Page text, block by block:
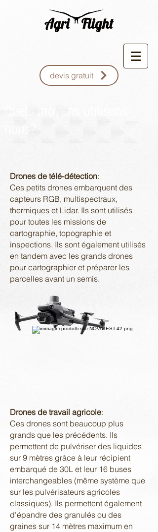
devis gratuit
Drones de télé-détection:
Ces petits drones embarquent des
capteurs RGB, multispectraux,
thermiques et Lidar. Ils sont utilisés
pour toutes les missions de
cartographie, topographie et
inspections. Ils sont également utilisés
en tandem avec les grands drones
pour cartographier et préparer les
parcelles avant un semis.
Drones de travail agricole:
Ces drones sont beaucoup plus
grands que les précédents. Ils
permettent de pulvériser des liquides
sur 9 mètres grâce à leur récipient
embarqué de 30L et leur 16 buses
interchangeables (même système que
sur les pulvérisateurs agricoles
classiques). Ils permettent également
d'épandre des granulés ou des
graines sur 14 mètres maximum en